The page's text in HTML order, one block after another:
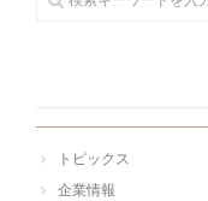
トピックス
企業情報